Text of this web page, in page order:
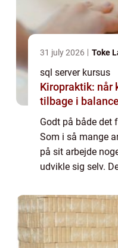
31 july 2026 Toke
sql server kursus
Kiropraktik: når
tilbage i balance
Godt på både det
Som i så mange
på sit arbejde
udvikle sig selv.
har brug for at